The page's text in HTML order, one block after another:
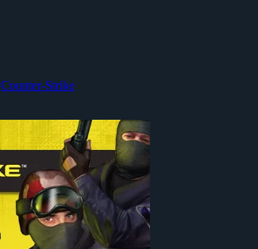
Counter-Strike